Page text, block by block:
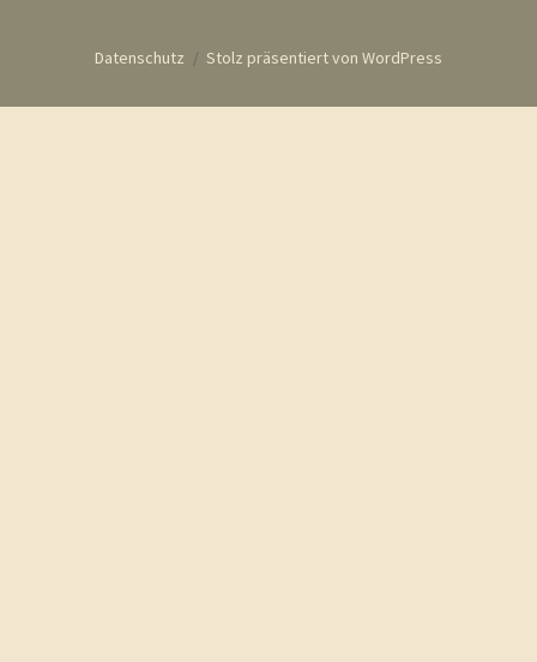
Datenschutz Stolz präsentiert von WordPress